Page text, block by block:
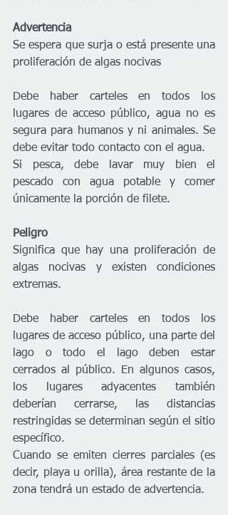
Advertencia
Se espera que surja o está presente una
proliferación de algas nocivas
Debe haber carteles en todos los
lugares de acceso público, agua no es
segura para humanos y ni animales. Se
debe evitar todo contacto con el agua.
Si pesca, debe lavar muy bien el
pescado con agua potable y comer
únicamente la porción de filete.
Peligro
Significa que hay una proliferación de
algas nocivas y existen condiciones
extremas.
Debe haber carteles en todos los
lugares de acceso público, una parte del
lago o todo el lago deben estar
cerrados al público. En algunos casos,
los lugares adyacentes también
deberían cerrarse, las distancias
restringidas se determinan según el sitio
específico.
Cuando se emiten cierres parciales (es
decir, playa u orilla), área restante de la
zona tendrá un estado de advertencia.